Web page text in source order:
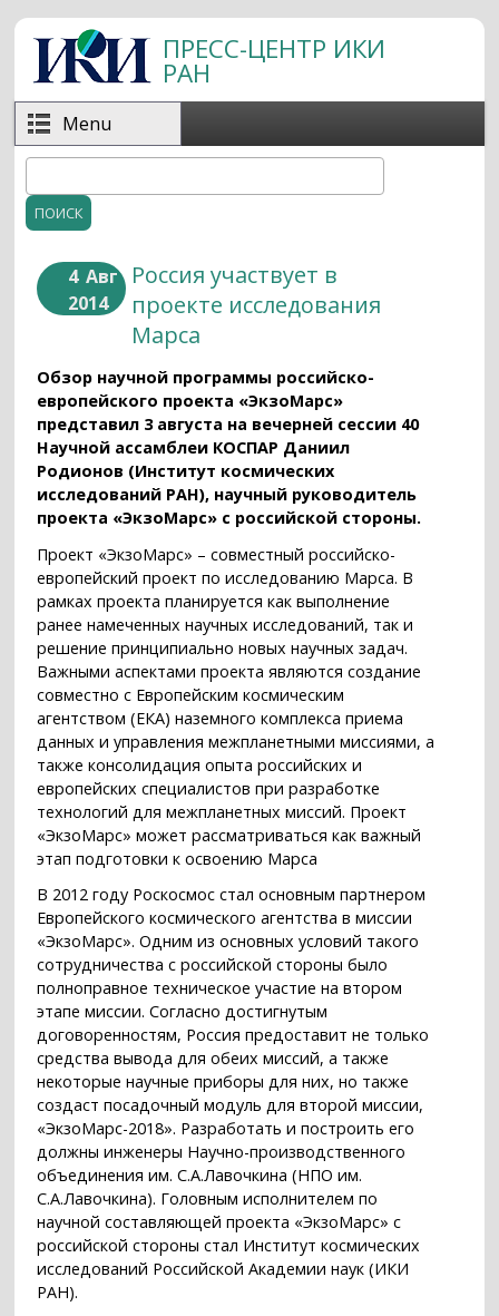
Перейти к основному содержанию
ПРЕСС-ЦЕНТР ИКИ
РАН
Menu
Форма поиска
4 Авг
2014
Россия участвует в
проекте исследования
Марса
Обзор научной программы российско-
европейского проекта «ЭкзоМарс»
представил 3 августа на вечерней сессии 40
Научной ассамблеи КОСПАР Даниил
Родионов (Институт космических
исследований РАН), научный руководитель
проекта «ЭкзоМарс» с российской стороны.
Проект «ЭкзоМарс» – совместный российско-
европейский проект по исследованию Марса. В
рамках проекта планируется как выполнение
ранее намеченных научных исследований, так и
решение принципиально новых научных задач.
Важными аспектами проекта являются создание
совместно с Европейским космическим
агентством (ЕКА) наземного комплекса приема
данных и управления межпланетными миссиями, а
также консолидация опыта российских и
европейских специалистов при разработке
технологий для межпланетных миссий. Проект
«ЭкзоМарс» может рассматриваться как важный
этап подготовки к освоению Марса
В 2012 году Роскосмос стал основным партнером
Европейского космического агентства в миссии
«ЭкзоМарс». Одним из основных условий такого
сотрудничества с российской стороны было
полноправное техническое участие на втором
этапе миссии. Согласно достигнутым
договоренностям, Россия предоставит не только
средства вывода для обеих миссий, а также
некоторые научные приборы для них, но также
создаст посадочный модуль для второй миссии,
«ЭкзоМарс-2018». Разработать и построить его
должны инженеры Научно-производственного
объединения им. С.А.Лавочкина (НПО им.
С.А.Лавочкина). Головным исполнителем по
научной составляющей проекта «ЭкзоМарс» с
российской стороны стал Институт космических
исследований Российской Академии наук (ИКИ
РАН).